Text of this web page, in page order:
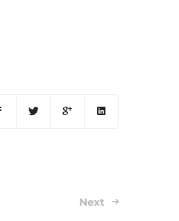
Next